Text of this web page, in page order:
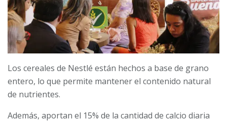
Los cereales de Nestlé están hechos a base de grano
entero, lo que permite mantener el contenido natural
de nutrientes.
Además, aportan el 15% de la cantidad de calcio diaria